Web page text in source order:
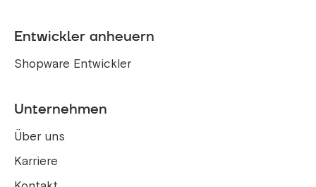
Entwickler anheuern
Shopware Entwickler
Unternehmen
Über uns
Karriere